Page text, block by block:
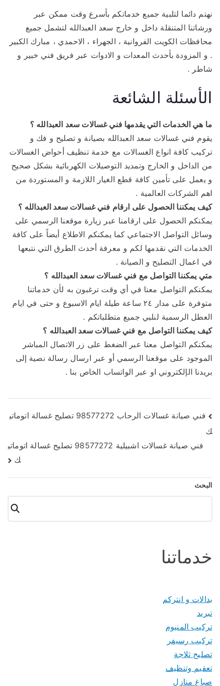
نهتم دائما لتلبية جميع خدماتكم بأسرع وقت ممكن عبر
ورشاتنا المتنقلة داخل و خارج سعد العبدالله لتشمل جميع
محافظات الكويت الفروانية ، الجهراء ، الاحمدي ، مبارك الكبير
. و المزودة بأحدث المعدات و الادوات عبر فريق فني خبير و
شاطر .
الأسئلة الشائعة
ما هي الخدمات التي يقدمها فني غسالات سعد العبدالله ؟
يقوم فني غسالات سعد العبدالله بصيانة و تصليح و فك و
تركيب كافة انواع الغسالات مع خدمة تنظيف أحواض الغسالات
من الداخل و الخارج وتمديد التوصيلات الكهربائية بشكل صحيح
و يعمل على تأمين كافة قطع الغيار اللازمة و المستوردة من
اهم الشركات العالمية .
كيف يمكننا الحصول على ارقام فني غسالات سعد العبدالله ؟
يمكنكم الحصول على ارقامنا عبر زيارة موقعنا الرسمي على
وسائل التواصل الاجتماعي كما يمكنكم الاطلاع أيضاً على كافة
الخدمات التي نقدمها لكم و معرفة أحدث الطرق التي نتبعها
في اعمال التصليح و الصيانة .
متي يمكننا التواصل مع فني غسالات سعد العبدالله ؟
يمكنكم التواصل معنا في أي وقت ترغبون به لأن خدماتنا
متوفرة على مدار ٢٤ ساعة طيلة ايام الاسبوع و حتى في ايام
العطل الرسمية لنلبي جميع متطلباتكم .
كيف يمكننا التواصل مع فني غسالات سعد العبدالله ؟
يمكنكم التواصل معنا عبر الضغط على زر الاتصال المباشر
الموجود على موقعنا الرسمي أو عبر ارسال رسالة نصية إلى
بريدنا الإلكتروني او عبر الواتساب الخاص بنا .
تصفّح
المقالات
فني صيانة غسالات الرحاب 98577272 تصليح غسالة اتوماتي
ك
فني صيانة غسالات اشبيلية 98577272 تصليح غسالة اتوماتي
ك
البحث
البحث
خدماتنا
بدالات و انتركم
تبريد
تركيب المنيوم
تركيب رسيفر
تصليح ثلاجة
تعقيم وتنظيف
صباغ منازل